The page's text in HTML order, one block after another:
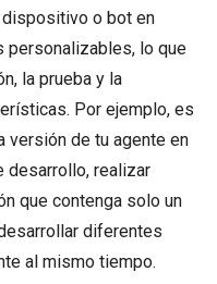
o bot en
personalizables, lo que
la prueba y la
Por ejemplo, es
versión de tu agente en
desarrollo, realizar
que contenga solo un
diferentes
al mismo tiempo.